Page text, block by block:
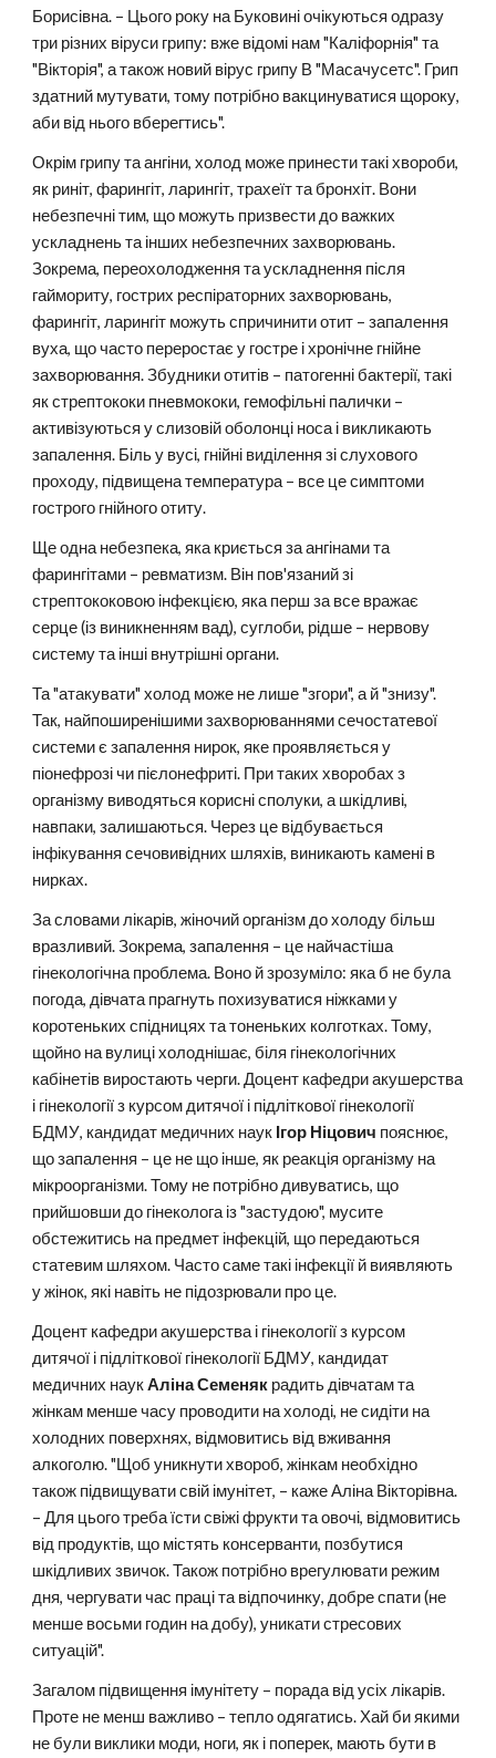
Борисівна. – Цього року на Буковині очікуються одразу
три різних віруси грипу: вже відомі нам "Каліфорнія" та
"Вікторія", а також новий вірус грипу В "Масачусетс". Грип
здатний мутувати, тому потрібно вакцинуватися щороку,
аби від нього вберегтись".
Окрім грипу та ангіни, холод може принести такі хвороби,
як риніт, фарингіт, ларингіт, трахеїт та бронхіт. Вони
небезпечні тим, що можуть призвести до важких
ускладнень та інших небезпечних захворювань.
Зокрема, переохолодження та ускладнення після
гаймориту, гострих респіраторних захворювань,
фарингіт, ларингіт можуть спричинити отит – запалення
вуха, що часто переростає у гостре і хронічне гнійне
захворювання. Збудники отитів – патогенні бактерії, такі
як стрептококи пневмококи, гемофільні палички –
активізуються у слизовій оболонці носа і викликають
запалення. Біль у вусі, гнійні виділення зі слухового
проходу, підвищена температура – все це симптоми
гострого гнійного отиту.
Ще одна небезпека, яка криється за ангінами та
фарингітами – ревматизм. Він пов'язаний зі
стрептококовою інфекцією, яка перш за все вражає
серце (із виникненням вад), суглоби, рідше – нервову
систему та інші внутрішні органи.
Та "атакувати" холод може не лише "згори", а й "знизу".
Так, найпоширенішими захворюваннями сечостатевої
системи є запалення нирок, яке проявляється у
піонефрозі чи пієлонефриті. При таких хворобах з
організму виводяться корисні сполуки, а шкідливі,
навпаки, залишаються. Через це відбувається
інфікування сечовивідних шляхів, виникають камені в
нирках.
За словами лікарів, жіночий організм до холоду більш
вразливий. Зокрема, запалення – це найчастіша
гінекологічна проблема. Воно й зрозуміло: яка б не була
погода, дівчата прагнуть похизуватися ніжками у
коротеньких спідницях та тоненьких колготках. Тому,
щойно на вулиці холоднішає, біля гінекологічних
кабінетів виростають черги. Доцент кафедри акушерства
і гінекології з курсом дитячої і підліткової гінекології
БДМУ, кандидат медичних наук Ігор Ніцович пояснює,
що запалення – це не що інше, як реакція організму на
мікроорганізми. Тому не потрібно дивуватись, що
прийшовши до гінеколога із "застудою", мусите
обстежитись на предмет інфекцій, що передаються
статевим шляхом. Часто саме такі інфекції й виявляють
у жінок, які навіть не підозрювали про це.
Доцент кафедри акушерства і гінекології з курсом
дитячої і підліткової гінекології БДМУ, кандидат
медичних наукАліна Семеняк радить дівчатам та
жінкам менше часу проводити на холоді, не сидіти на
холодних поверхнях, відмовитись від вживання
алкоголю. "Щоб уникнути хвороб, жінкам необхідно
також підвищувати свій імунітет, – каже Аліна Вікторівна.
– Для цього треба їсти свіжі фрукти та овочі, відмовитись
від продуктів, що містять консерванти, позбутися
шкідливих звичок. Також потрібно врегулювати режим
дня, чергувати час праці та відпочинку, добре спати (не
менше восьми годин на добу), уникати стресових
ситуацій".
Загалом підвищення імунітету – порада від усіх лікарів.
Проте не менш важливо – тепло одягатись. Хай би якими
не були виклики моди, ноги, як і поперек, мають бути в